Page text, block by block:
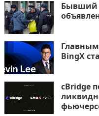
Бывший
BingX
cBridge